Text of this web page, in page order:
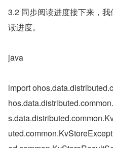
3.2 同步阅读进度接下来，
读进度。
java
import